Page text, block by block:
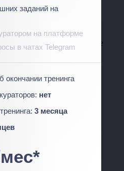
с куратором на платформе
окончании тренинга
заданий на
на платформе
в чатах Telegram
нет
3 месяца